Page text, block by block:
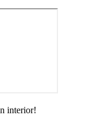
interior!